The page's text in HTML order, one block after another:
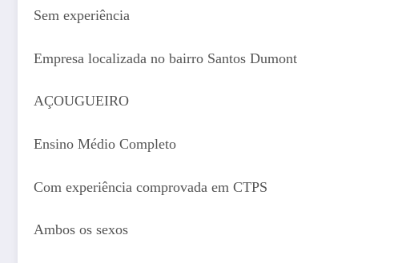
Sem experiência
Empresa localizada no bairro Santos Dumont
AÇOUGUEIRO
Ensino Médio Completo
Com experiência comprovada em CTPS
Ambos os sexos